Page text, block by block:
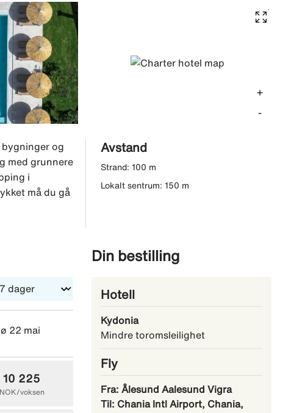
+
-
bygninger og
med grunnere
i
må du gå
Avstand
Strand: 100 m
Lokalt sentrum: 150 m
22 mai lø 29 mai
10 225
NOK/voksen NOK/voksen NOK/voksen
Din bestilling
Hotell
Kydonia
Mindre toromsleilighet
Fly
Fra: Ålesund Aalesund Vigra
Til: Chania Intl Airport, Chania,